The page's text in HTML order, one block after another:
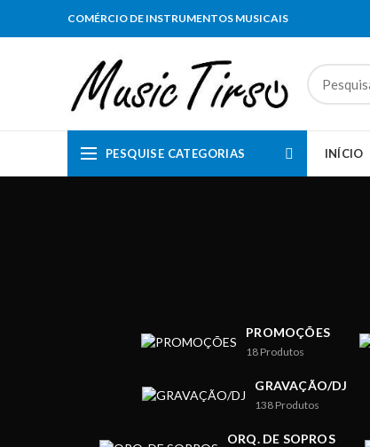
COMÉRCIO DE INSTRUMENTOS MUSICAIS
PESQUISE CATEGORIAS INÍCIO
PROMOÇÕES
18 Produtos
GRAVAÇÃO/DJ
138 Produtos
ORQ. DE SOPROS